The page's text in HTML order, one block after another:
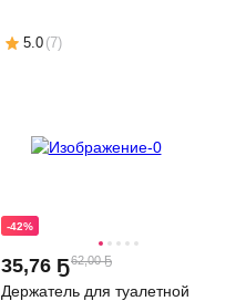
5.0 (7)
-42%
35,76 Ҕ62,00 Ҕ
Держатель для туалетной